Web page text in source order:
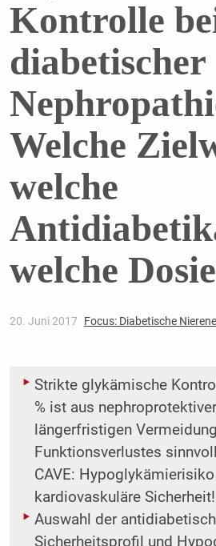
Kontrolle
diabetischer
Welche
welche
welche
20. Juni 2017 Focus: Diabetische
Strikte glykämische
% ist aus
längerfristigen
Funktionsverlustes
CAVE: Hypoglykämierisiko
kardiovaskuläre Sicherheit!
Auswahl der
Sicherheitsprofil und